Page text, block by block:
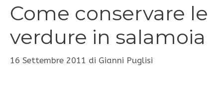
Come conservare le
verdure in salamoia
16 Settembre 2011 di Gianni Puglisi